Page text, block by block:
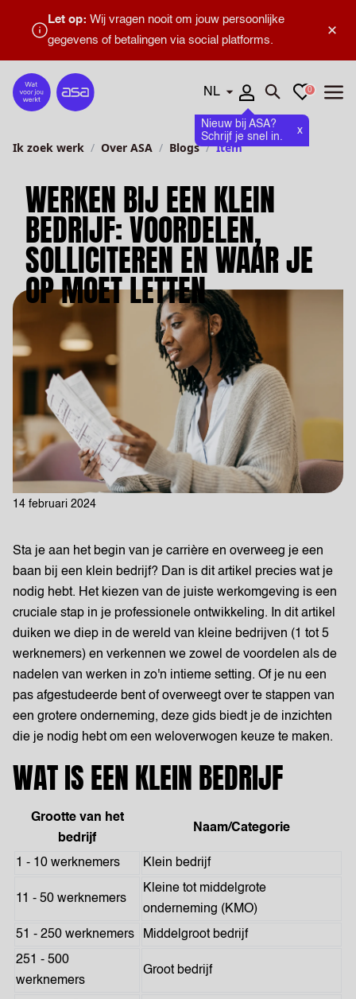
×
Let op: Wij vragen nooit om jouw persoonlijke
gegevens of betalingen via social platforms.
Home
Talen
Nieuw bij ASA?
Schrijf je snel in.
x
Zoeken openen
Favorieten
0
Ik zoek werk Over ASA Blogs Item
WERKEN BIJ EEN KLEIN
BEDRIJF: VOORDELEN,
SOLLICITEREN EN WAAR JE
OP MOET LETTEN
14 februari 2024
Sta je aan het begin van je carrière en overweeg je een
baan bij een klein bedrijf? Dan is dit artikel precies wat je
nodig hebt. Het kiezen van de juiste werkomgeving is een
cruciale stap in je professionele ontwikkeling. In dit artikel
duiken we diep in de wereld van kleine bedrijven (1 tot 5
werknemers) en verkennen we zowel de voordelen als de
nadelen van werken in zo'n intieme setting. Of je nu een
pas afgestudeerde bent of overweegt over te stappen van
een grotere onderneming, deze gids biedt je de inzichten
die je nodig hebt om een weloverwogen keuze te maken.
WAT IS EEN KLEIN BEDRIJF
Grootte van het
bedrijf
Naam/Categorie
1 - 10 werknemers Klein bedrijf
11 - 50 werknemers
Kleine tot middelgrote
onderneming (KMO)
51 - 250 werknemers
Middelgroot bedrijf
251 - 500
werknemers
Groot bedrijf